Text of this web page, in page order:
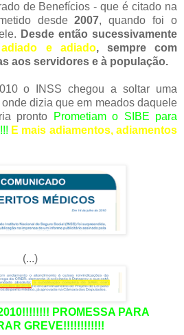
de Benefícios - que é citado na
desde2007, quando foi o
Desde então sucessivamente
e adiado, sempre com
aos servidores e à população.
o INSS chegou a soltar uma
dizia que em meados daquele
pronto
Prometiam o SIBE para
E mais adiamentos, adiamentos
(...)
PROMESSA PARA
GREVE!!!!!!!!!!!!